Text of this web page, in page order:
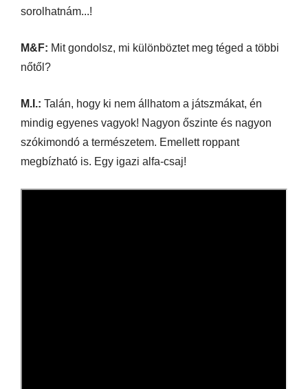
sorolhatnám...!
M&F: Mit gondolsz, mi különböztet meg téged a többi
nőtől?
M.I.: Talán, hogy ki nem állhatom a játszmákat, én
mindig egyenes vagyok! Nagyon őszinte és nagyon
szókimondó a természetem. Emellett roppant
megbízható is. Egy igazi alfa-csaj!